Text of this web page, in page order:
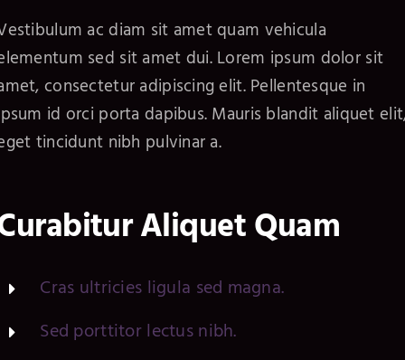
ac diam sit amet quam vehicula
sed sit amet dui. Lorem ipsum dolor sit
consectetur adipiscing elit. Pellentesque in
id orci porta dapibus. Mauris blandit aliquet
tincidunt nibh pulvinar a.
Aliquet Quam
Cras ultricies ligula sed magna.
Sed porttitor lectus nibh.